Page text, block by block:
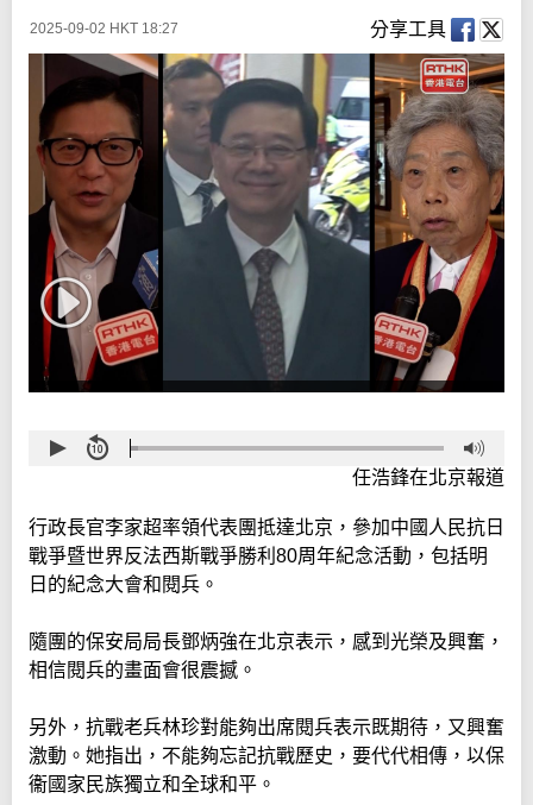
2025-09-02 HKT 18:27 分享工具
任浩鋒在北京報道
行政長官李家超率領代表團抵達北京，參加中國人民抗日
戰爭暨世界反法西斯戰爭勝利80周年紀念活動，包括明
日的紀念大會和閱兵。
隨團的保安局局長鄧炳強在北京表示，感到光榮及興奮，
相信閱兵的畫面會很震撼。
另外，抗戰老兵林珍對能夠出席閱兵表示既期待，又興奮
激動。她指出，不能夠忘記抗戰歷史，要代代相傳，以保
衞國家民族獨立和全球和平。